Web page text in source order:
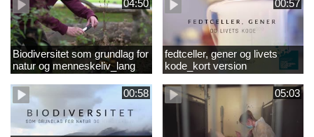
04:50
Biodiversitet som grundlag for
natur og menneskeliv_lang
version
00:57
fedtceller, gener og livets
kode_kort version
00:58 05:03